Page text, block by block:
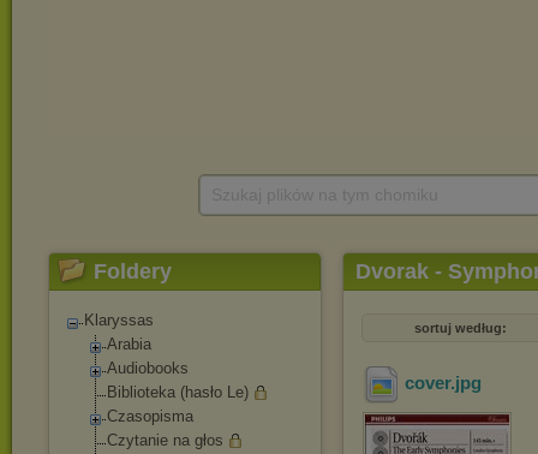
Foldery
Klaryssas
Arabia
Audiobooks
Biblioteka (hasło Le)
Czasopisma
Czytanie na głos
Dvorak -
sortuj według:
cover.jpg